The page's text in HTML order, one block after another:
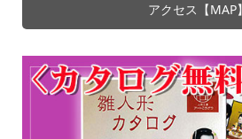
アクセス【MAP】